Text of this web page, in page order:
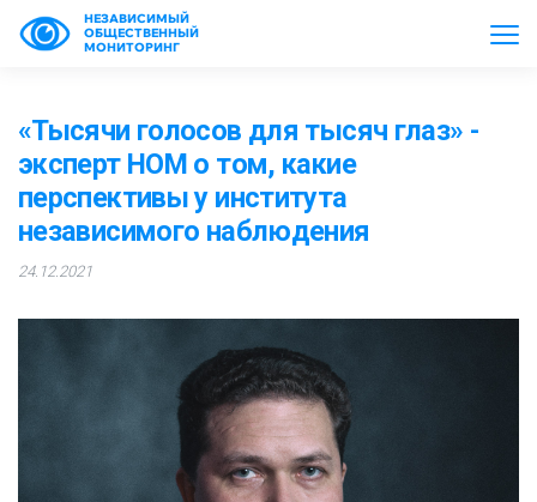
НЕЗАВИСИМЫЙ
ОБЩЕСТВЕННЫЙ
МОНИТОРИНГ
«Тысячи голосов для тысяч глаз» -
эксперт НОМ о том, какие
перспективы у института
независимого наблюдения
24.12.2021